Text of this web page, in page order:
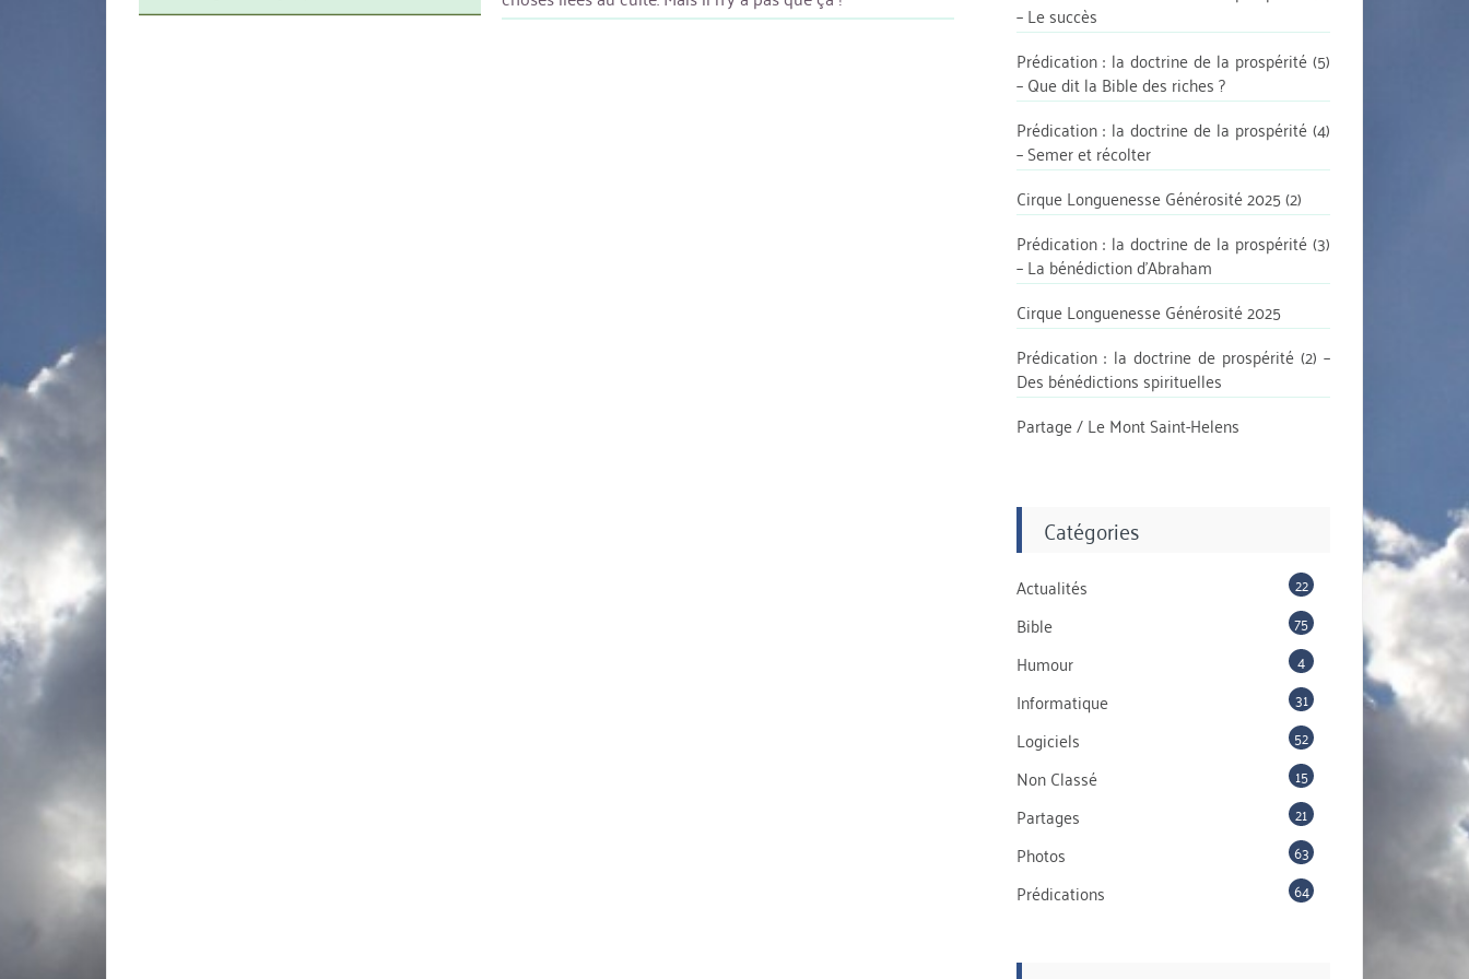
– Le succès
Prédication : la doctrine de la prospérité (5)
– Que dit la Bible des riches ?
Prédication : la doctrine de la prospérité (4)
– Semer et récolter
Cirque Longuenesse Générosité 2025 (2)
Prédication : la doctrine de la prospérité (3)
– La bénédiction d’Abraham
Cirque Longuenesse Générosité 2025
Prédication : la doctrine de prospérité (2) –
Des bénédictions spirituelles
Partage / Le Mont Saint-Helens
Catégories
Actualités 22
Bible 75
Humour 4
Informatique 31
Logiciels 52
Non Classé 15
Partages 21
Photos 63
Prédications 64